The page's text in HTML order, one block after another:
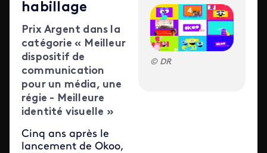
habillage
Prix Argent dans la
catégorie « Meilleur
dispositif de
communication
pour un média, une
régie - Meilleure
identité visuelle »
Cinq ans après le
lancement de Okoo,
DR